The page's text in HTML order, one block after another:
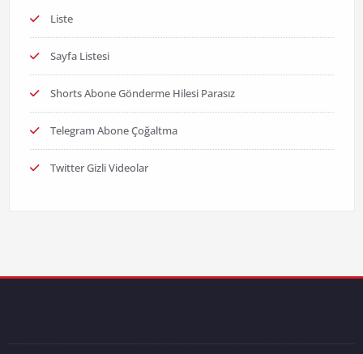
Liste
Sayfa Listesi
Shorts Abone Gönderme Hilesi Parasız
Telegram Abone Çoğaltma
Twitter Gizli Videolar